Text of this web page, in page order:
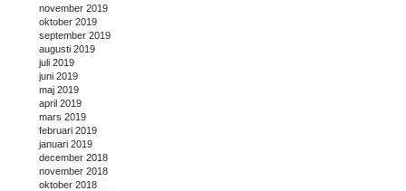
november 2019
oktober 2019
september 2019
augusti 2019
juli 2019
juni 2019
maj 2019
april 2019
mars 2019
februari 2019
januari 2019
december 2018
november 2018
oktober 2018